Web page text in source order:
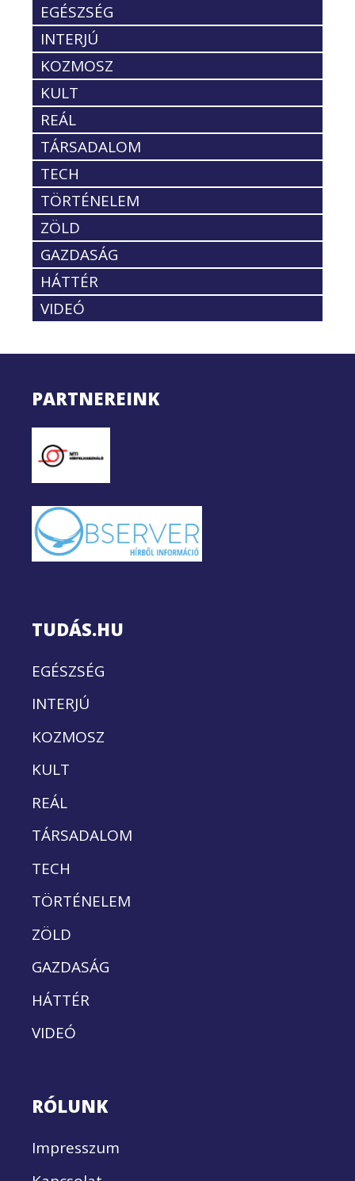
EGÉSZSÉG
INTERJÚ
KOZMOSZ
KULT
REÁL
TÁRSADALOM
TECH
TÖRTÉNELEM
ZÖLD
GAZDASÁG
HÁTTÉR
VIDEÓ
PARTNEREINK
TUDÁS.HU
EGÉSZSÉG
INTERJÚ
KOZMOSZ
KULT
REÁL
TÁRSADALOM
TECH
TÖRTÉNELEM
ZÖLD
GAZDASÁG
HÁTTÉR
VIDEÓ
RÓLUNK
Impresszum